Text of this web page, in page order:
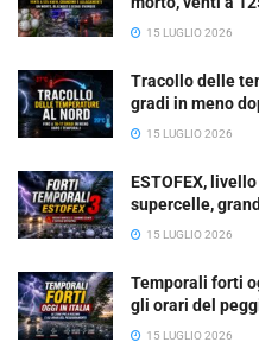
15 LUGLIO 2026
Tracollo delle
gradi in meno
15 LUGLIO 2026
ESTOFEX,
supercelle,
15 LUGLIO 2026
Temporali forti
gli orari del
15 LUGLIO 2026